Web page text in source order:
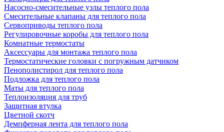
Насосно-смесительные узлы теплого пола
Смесительные клапаны для теплого пола
Сервоприводы теплого пола
Регулировочные коробы для теплого пола
Комнатные термостаты
Аксессуары для монтажа теплого пола
Термостатические головки с погружным датчиком
Пенополистирол для теплого пола
Подложка для теплого пола
Маты для теплого пола
Теплоизоляция для труб
Защитная втулка
Цветной скотч
Демпферная лента для теплого пола